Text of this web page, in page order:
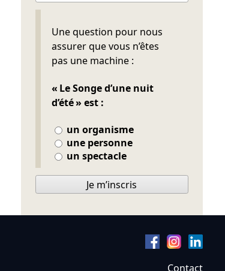
Une question pour nous
assurer que vous n’êtes
pas une machine :
« Le Songe d’une nuit
d’été » est :
un organisme
une personne
un spectacle
Ne pas remplir
Je m’inscris
Contact